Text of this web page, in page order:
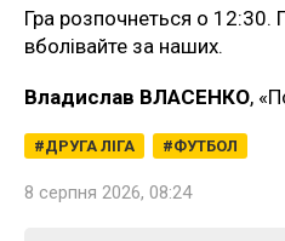
Гра розпочнеться о 12:30.
вболівайте за наших.
Владислав ВЛАСЕНКО,
ДРУГА ЛІГА ФУТБОЛ
8 серпня 2026, 08:24